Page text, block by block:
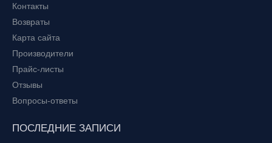
Контакты
Возвраты
Карта сайта
Производители
Прайс-листы
Отзывы
Вопросы-ответы
ПОСЛЕДНИЕ ЗАПИСИ